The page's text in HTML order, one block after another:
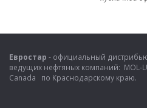
Евростар - официальный
ведущих нефтяных компаний: MOL-
Canada по Краснодарскому краю.